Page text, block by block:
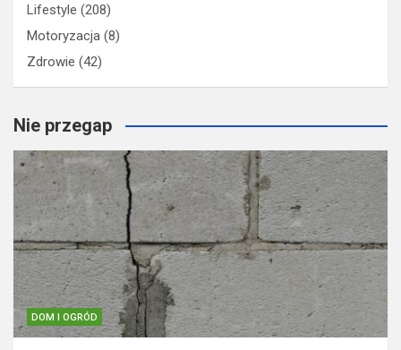
Lifestyle (208)
Motoryzacja (8)
Zdrowie (42)
Nie przegap
DOM I OGRÓD